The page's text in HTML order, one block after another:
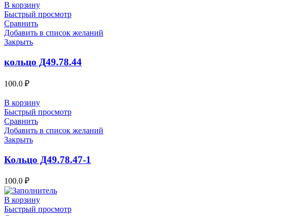
В корзину
Быстрый просмотр
Сравнить
Добавить в список желаний
Закрыть
кольцо Д49.78.44
100.0 ₽
В корзину
Быстрый просмотр
Сравнить
Добавить в список желаний
Закрыть
Кольцо Д49.78.47-1
100.0 ₽
В корзину
Быстрый просмотр